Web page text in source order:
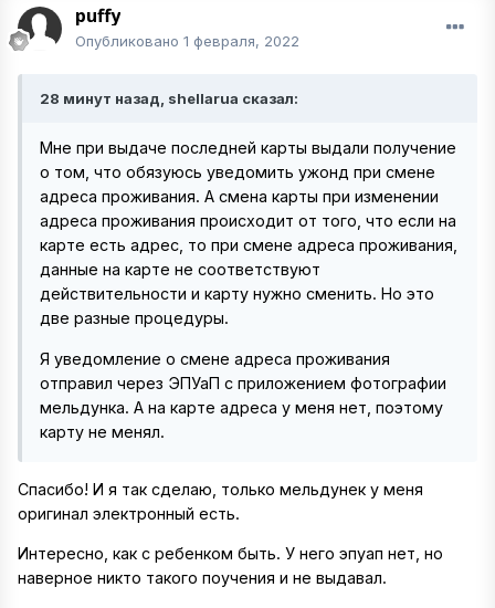
puffy
Опубликовано 1 февраля, 2022
28 минут назад, shellarua сказал:
Мне при выдаче последней карты выдали получение
о том, что обязуюсь уведомить ужонд при смене
адреса проживания. А смена карты при изменении
адреса проживания происходит от того, что если на
карте есть адрес, то при смене адреса проживания,
данные на карте не соответствуют
действительности и карту нужно сменить. Но это
две разные процедуры.
Я уведомление о смене адреса проживания
отправил через ЭПУаП с приложением фотографии
мельдунка. А на карте адреса у меня нет, поэтому
карту не менял.
Спасибо! И я так сделаю, только мельдунек у меня
оригинал электронный есть.
Интересно, как с ребенком быть. У него эпуап нет, но
наверное никто такого поучения и не выдавал.